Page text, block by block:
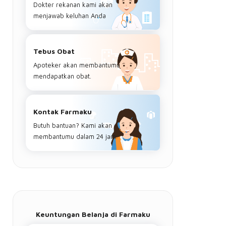
Dokter rekanan kami akan
menjawab keluhan Anda
Tebus Obat
Apoteker akan membantumu
mendapatkan obat.
Kontak Farmaku
Butuh bantuan? Kami akan
membantumu dalam 24 jam.
Keuntungan Belanja di Farmaku